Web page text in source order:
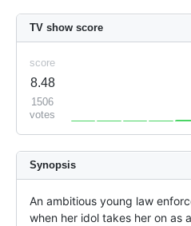
TV show score
score
8.48
1506
votes
Synopsis
An ambitious young law
when her idol takes her on as